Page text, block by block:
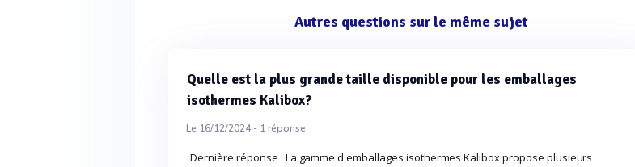
Autres questions sur le même sujet
Quelle est la plus grande taille disponible pour les emballages
isothermes Kalibox?
Le 16/12/2024 - 1réponse
Dernière réponse : La gamme d'emballages isothermes Kalibox propose plusieurs